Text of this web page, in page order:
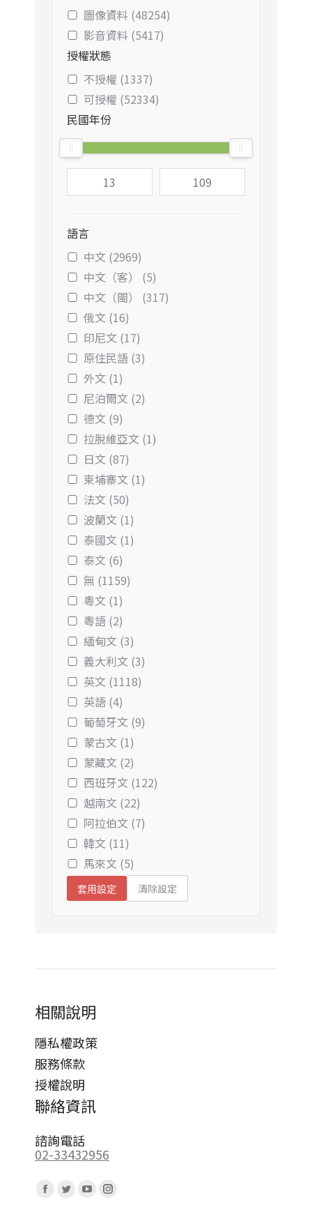
圖像資料 (48254)
影音資料 (5417)
授權狀態
不授權 (1337)
可授權 (52334)
民國年份
語言
中文 (2969)
中文（客） (5)
中文（閩） (317)
俄文 (16)
印尼文 (17)
原住民語 (3)
外文 (1)
尼泊爾文 (2)
德文 (9)
拉脫維亞文 (1)
日文 (87)
柬埔寨文 (1)
法文 (50)
波蘭文 (1)
泰國文 (1)
泰文 (6)
無 (1159)
粵文 (1)
粵語 (2)
緬甸文 (3)
義大利文 (3)
英文 (1118)
英語 (4)
葡萄牙文 (9)
蒙古文 (1)
蒙藏文 (2)
西班牙文 (122)
越南文 (22)
阿拉伯文 (7)
韓文 (11)
馬來文 (5)
套用設定 清除設定
相關說明
隱私權政策
服務條款
授權說明
聯絡資訊
諮詢電話
02-33432956
Facebook
TwitterYouTubeInstagram